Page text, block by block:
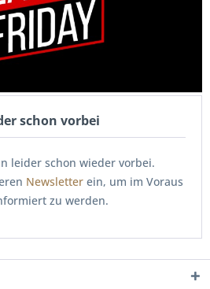
schon vorbei
leider schon wieder vorbei.
Newsletter ein, um im Voraus
zu werden.